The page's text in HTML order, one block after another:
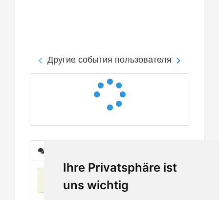
Ihre Privatsphäre ist
uns wichtig
Другие события пользователя
Нет данных